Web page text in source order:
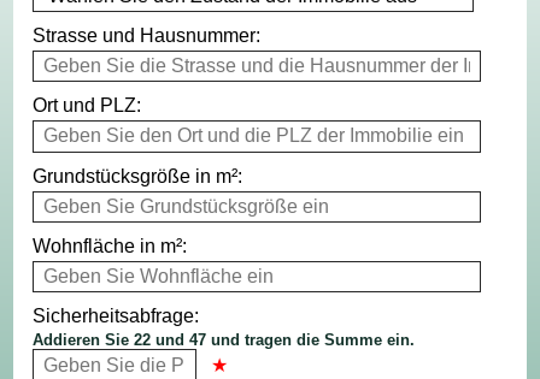
Strasse und Hausnummer:
Ort und PLZ:
Grundstücksgröße in m²:
Wohnfläche in m²:
Sicherheitsabfrage:
Addieren Sie 22 und 47 und tragen die Summe ein.